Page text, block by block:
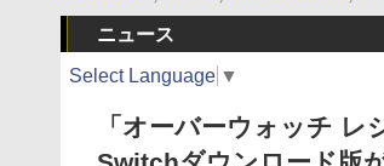
ニュース
Select Language ▼
「オーバーウォッチ